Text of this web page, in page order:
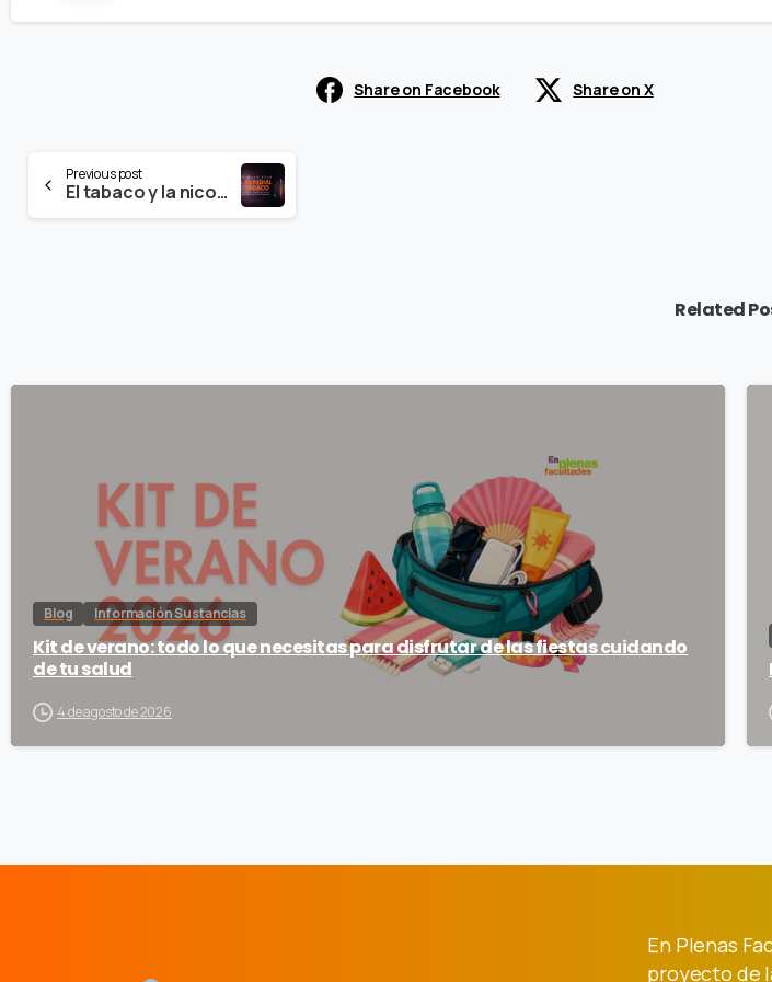
Share on Facebook Share on X
Continue
Reading
Previous post
El tabaco y la nicotina se reinventan para seguir llegando a la gente joven
Related
Blog Información Sustancias
Kit de verano: todo lo que necesitas para disfrutar de las fiestas cuidando
de tu salud
4 de agosto de 2026
En Plenas
proyecto de